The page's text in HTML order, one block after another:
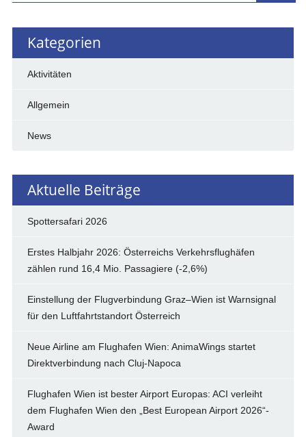
Kategorien
Aktivitäten
Allgemein
News
Aktuelle Beiträge
Spottersafari 2026
Erstes Halbjahr 2026: Österreichs Verkehrsflughäfen
zählen rund 16,4 Mio. Passagiere (-2,6%)
Einstellung der Flugverbindung Graz–Wien ist Warnsignal
für den Luftfahrtstandort Österreich
Neue Airline am Flughafen Wien: AnimaWings startet
Direktverbindung nach Cluj-Napoca
Flughafen Wien ist bester Airport Europas: ACI verleiht
dem Flughafen Wien den „Best European Airport 2026“-
Award